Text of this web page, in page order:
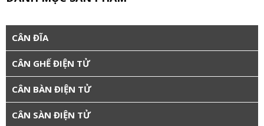
CÂN ĐĨA
CÂN GHẾ ĐIỆN TỬ
CÂN BÀN ĐIỆN TỬ
CÂN SÀN ĐIỆN TỬ